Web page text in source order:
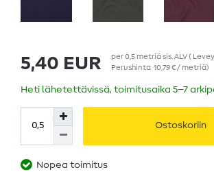
5,40 EUR per0,5 metriäsis. ALV(
Perushinta 10,79 € / metriä)
Heti lähetettävissä, toimitusaika 5–7
Ostoskoriin
Nopea toimitus